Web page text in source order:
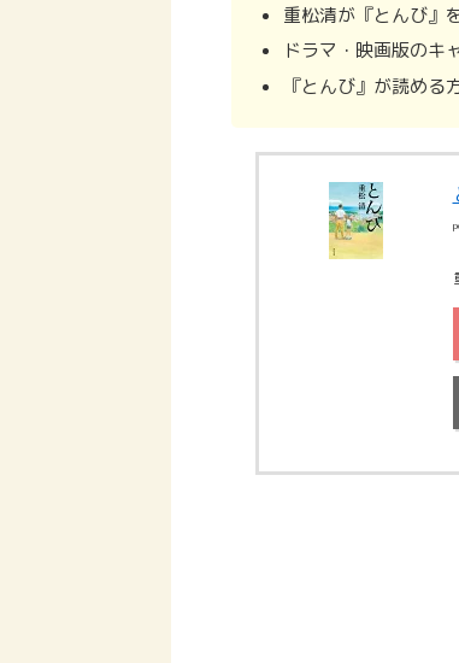
重松清が『とんび』
ドラマ・映画版のキ
『とんび』が読め